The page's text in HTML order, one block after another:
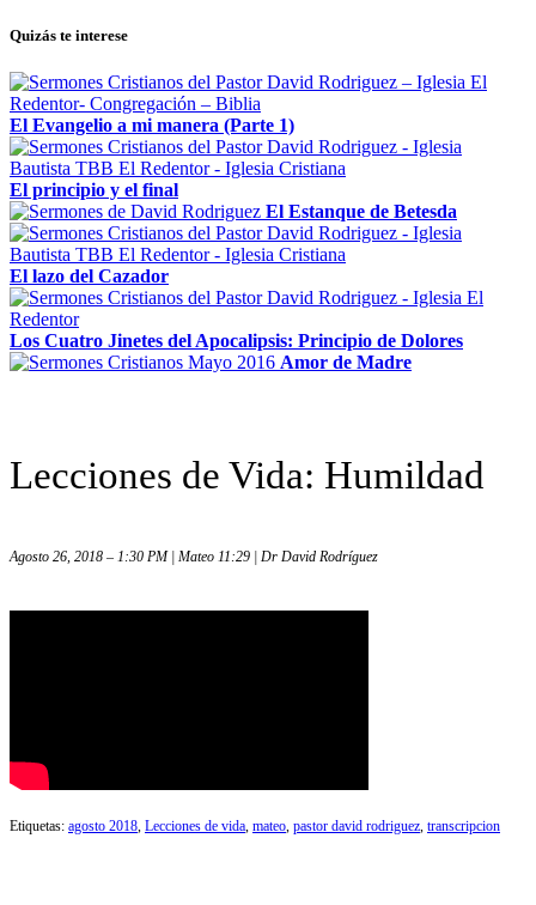
Quizás te interese
El Evangelio a mi manera (Parte 1)
El principio y el final
El Estanque de Betesda
El lazo del Cazador
Los Cuatro Jinetes del Apocalipsis: Principio de Dolores
Amor de Madre
Lecciones de Vida: Humildad
Agosto 26, 2018 – 1:30 PM | Mateo 11:29 | Dr David Rodríguez
Etiquetas: agosto 2018 Lecciones de vida mateo pastor david rodriguez transcripcion